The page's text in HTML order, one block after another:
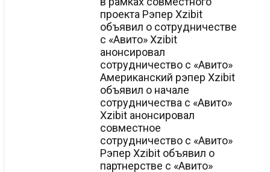
проекта Рэпер Xzibit
объявил о сотрудничестве
с «Авито» Xzibit
анонсировал
сотрудничество с «Авито»
Американский рэпер Xzibit
объявил о начале
сотрудничества с «Авито»
Xzibit анонсировал
совместное
сотрудничество с «Авито»
Рэпер Xzibit объявил о
партнерстве с «Авито»